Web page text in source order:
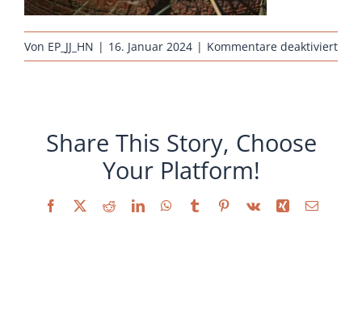
Sonstiges
Von EP_JJ_HN | 16. Januar 2024 | Kommentare deaktiviertfür
Share This Story, Choose
Your Platform!
Facebook
X RedditLinkedInWhatsApp
TumblrPinterest
Vk Xing E-